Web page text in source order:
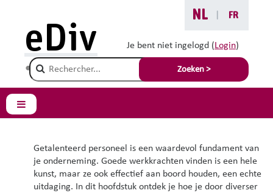
NL FR
Je bent niet ingelogd (Login)
Champ de recherche
Zoeken >
eDiv
Zijpaneel
Divers talent aanwerven en behouden
Divers talent
aanwerven en
behouden
Getalenteerd personeel is een waardevol fundament van
je onderneming. Goede werkkrachten vinden is een hele
kunst, maar ze ook effectief aan boord houden, een echte
uitdaging. In dit hoofdstuk ontdek je hoe je door diverser